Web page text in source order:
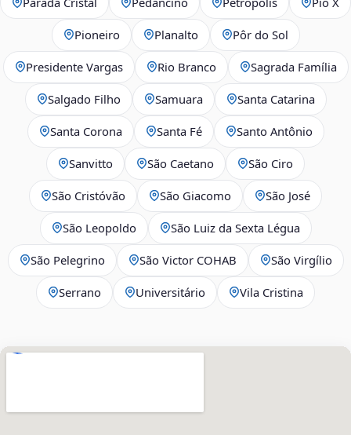
Pioneiro Planalto Pôr do Sol
Presidente Vargas Rio Branco Sagrada Família
Salgado Filho Samuara Santa Catarina
Santa Corona Santa Fé Santo Antônio
Sanvitto São Caetano São Ciro
São Cristóvão São Giacomo São José
São Leopoldo São Luiz da Sexta Légua
São Pelegrino São Victor COHAB São Virgílio
Serrano Universitário Vila Cristina